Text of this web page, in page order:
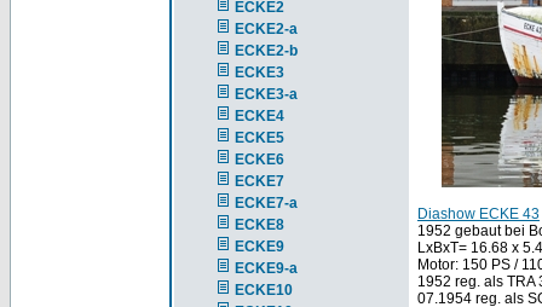
ECKE2
ECKE2-a
ECKE2-b
ECKE3
ECKE3-a
ECKE4
ECKE5
ECKE6
ECKE7
ECKE7-a
ECKE8
ECKE9
ECKE9-a
ECKE10
Diashow ECKE 43
1952 gebaut bei
LxBxT= 16.68 x
Motor: 150 PS /
1952 reg. als TRA
07.1954 reg. als